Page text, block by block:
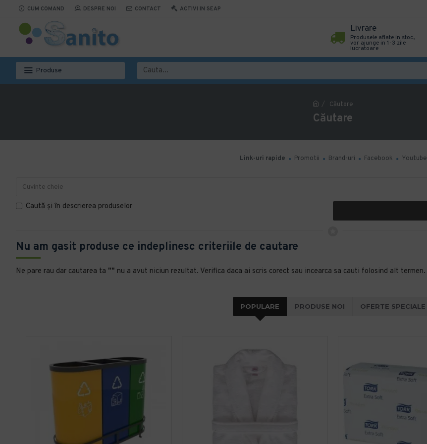
CUM COMAND DESPRE NOI CONTACT ACTIVI IN SEAP
Livrare
Produsele aflate in stoc,
vor ajunge in 1-3 zile
lucratoare
Produse
Căutare
Căutare
Link-uri rapide Promotii Brand-uri Facebook Youtube
Caută și în descrierea produselor
Nu am gasit produse ce indeplinesc criteriile de cautare
Ne pare rau dar cautarea ta "" nu a avut niciun rezultat. Verifica daca ai scris corect sau incearca sa cauti folosind alt termen.
POPULARE PRODUSE NOI OFERTE SPECIALE